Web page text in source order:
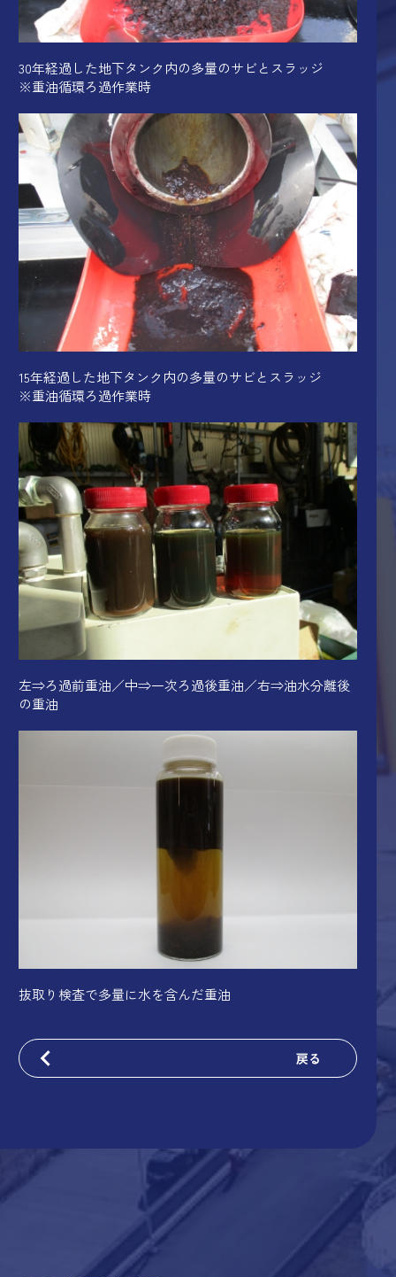
30年経過した地下タンク内の多量のサビとスラッジ
※重油循環ろ過作業時
15年経過した地下タンク内の多量のサビとスラッジ
※重油循環ろ過作業時
左⇒ろ過前重油／中⇒一次ろ過後重油／右⇒油水分離後
の重油
抜取り検査で多量に水を含んだ重油
戻る